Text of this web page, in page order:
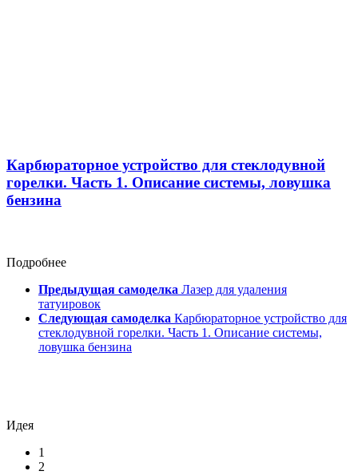
Карбюраторное устройство для стеклодувной
горелки. Часть 1. Описание системы, ловушка
бензина
Подробнее
Предыдущая самоделка Лазер для удаления
татуировок
Следующая самоделка Карбюраторное устройство для
стеклодувной горелки. Часть 1. Описание системы,
ловушка бензина
Идея
1
2